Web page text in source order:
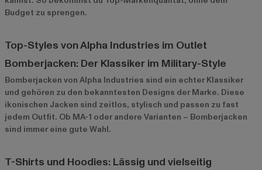
Budget zu sprengen.
Top-Styles von Alpha Industries im Outlet
Bomberjacken: Der Klassiker im Military-Style
Bomberjacken von Alpha Industries sind ein echter Klassiker
und gehören zu den bekanntesten Designs der Marke. Diese
ikonischen Jacken sind zeitlos, stylisch und passen zu fast
jedem Outfit. Ob MA-1 oder andere Varianten – Bomberjacken
sind immer eine gute Wahl.
T-Shirts und Hoodies: Lässig und vielseitig